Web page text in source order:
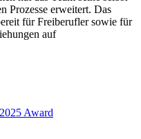
Award
Prozesse erweitert. Das
für Freiberufler sowie für
auf